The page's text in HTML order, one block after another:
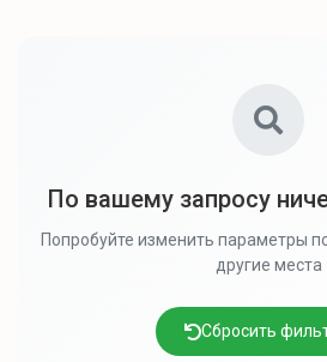
По вашему запросу
Попробуйте изменить параметры
другие места
Сбросить